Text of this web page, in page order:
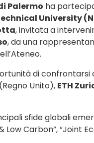
Palermo ha
University
, invitata a
, da una
di
(Regno Unito), ETH
sfide globali
Carbon”, “Joint